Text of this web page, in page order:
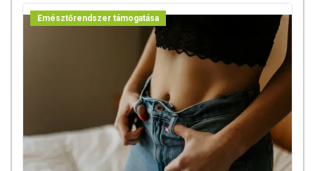
B6-vitamin (piridoxin) 0,7 mg (50%*) 1,4 mg (100%*)
*NRV: Felnőttek számára javasolt napi beviteli referenciaérték.
TOVÁBBI TUDNIVALÓK
Tárolás: Száraz, hűvös helyen, gyermekek elől elzárva tartandó!
OGYÉI ny.sz: 25616/2021
Emésztőrendszer támogatása